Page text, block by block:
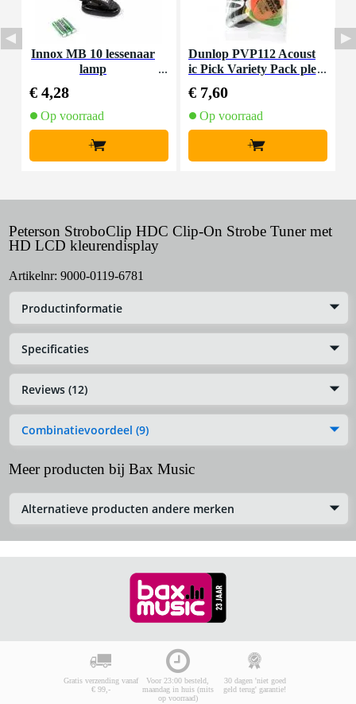
Innox MB 10 lessenaar
lamp
€ 4,28
Op voorraad
+
Dunlop PVP112 Acoust
ic Pick Variety Pack ple
€ 7,60
Op voorraad
+
Peterson StroboClip HDC Clip-On Strobe Tuner met
HD LCD kleurendisplay
Artikelnr: 9000-0119-6781
Productinformatie
Specificaties
Reviews (12)
Combinatievoordeel (9)
Meer producten bij Bax Music
Alternatieve producten andere merken
Gratis verzending vanaf
€ 99,-
Voor 23:00 besteld,
maandag in huis (mits
op voorraad)
30 dagen 'niet goed
geld terug' garantie!